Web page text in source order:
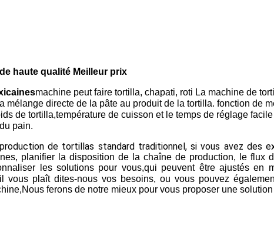
haute qualité Meilleur prix
machine peut faire tortilla, chapati, roti La machine de
mélange directe de la pâte au produit de la tortilla. fonction de
de tortilla,température de cuisson et le temps de réglage
pain.
de tortillas standard traditionnel, si vous avez des
planifier la disposition de la chaîne de production, le flux
les solutions pour vous,qui peuvent être ajustés en
vous plaît dites-nous vos besoins, ou vous pouvez
ferons de notre mieux pour vous proposer une